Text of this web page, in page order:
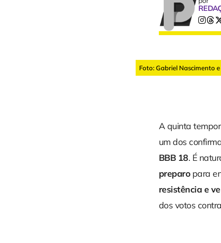
Foto: Gabriel Nascimento
A quinta
um dos
BBB 18. É
preparo para
resistência e
dos votos